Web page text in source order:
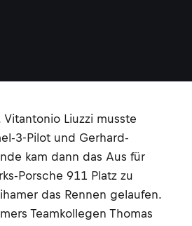
Liuzzi musste
3-Pilot und Gerhard-
kam dann das Aus für
Porsche 911 Platz zu
das Rennen gelaufen.
Teamkollegen Thomas